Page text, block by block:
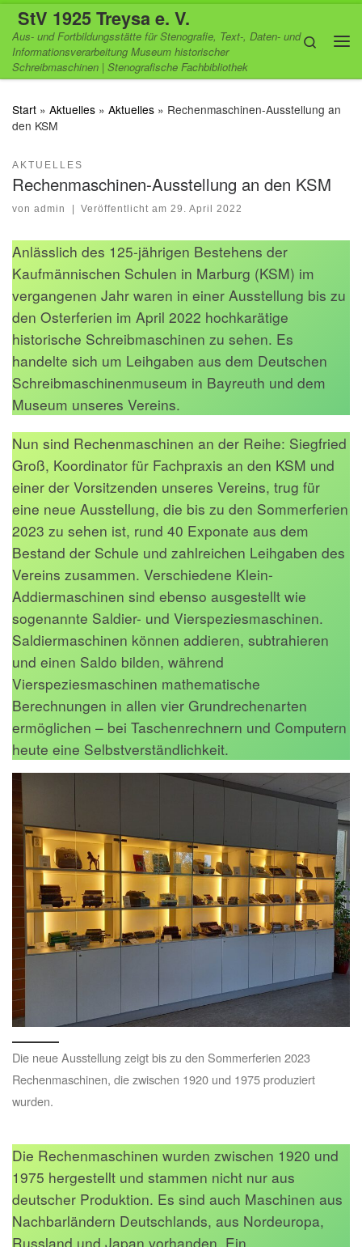
Zum Inhalt springen
StV 1925 Treysa e. V.
Aus- und Fortbildungsstätte für Stenografie, Text-, Daten- und
Informationsverarbeitung Museum historischer
Schreibmaschinen | Stenografische Fachbibliothek
Search
Start » Aktuelles » Aktuelles » Rechenmaschinen-Ausstellung an
den KSM
AKTUELLES
Rechenmaschinen-Ausstellung an den KSM
von admin Veröffentlicht am29. April 2022
Anlässlich des 125-jährigen Bestehens der
Kaufmännischen Schulen in Marburg (KSM) im
vergangenen Jahr waren in einer Ausstellung bis zu
den Osterferien im April 2022 hochkarätige
historische Schreibmaschinen zu sehen. Es
handelte sich um Leihgaben aus dem Deutschen
Schreibmaschinenmuseum in Bayreuth und dem
Museum unseres Vereins.
Nun sind Rechenmaschinen an der Reihe: Siegfried
Groß, Koordinator für Fachpraxis an den KSM und
einer der Vorsitzenden unseres Vereins, trug für
eine neue Ausstellung, die bis zu den Sommerferien
2023 zu sehen ist, rund 40 Exponate aus dem
Bestand der Schule und zahlreichen Leihgaben des
Vereins zusammen. Verschiedene Klein-
Addiermaschinen sind ebenso ausgestellt wie
sogenannte Saldier- und Vierspeziesmaschinen.
Saldiermaschinen können addieren, subtrahieren
und einen Saldo bilden, während
Vierspeziesmaschinen mathematische
Berechnungen in allen vier Grundrechenarten
ermöglichen – bei Taschenrechnern und Computern
heute eine Selbstverständlichkeit.
Die neue Ausstellung zeigt bis zu den Sommerferien 2023
Rechenmaschinen, die zwischen 1920 und 1975 produziert
wurden.
Die Rechenmaschinen wurden zwischen 1920 und
1975 hergestellt und stammen nicht nur aus
deutscher Produktion. Es sind auch Maschinen aus
Nachbarländern Deutschlands, aus Nordeuropa,
Russland und Japan vorhanden. Ein